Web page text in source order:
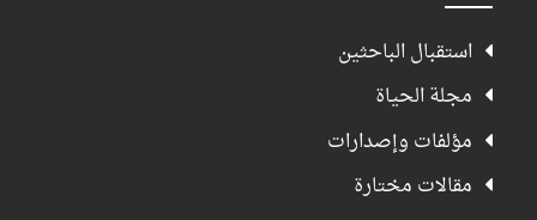
استقبال الباحثين
مجلة الحياة
مؤلفات وإصدارات
مقالات مختارة